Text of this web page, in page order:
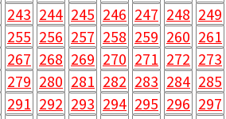
243 244 245 246 247 248 249
255 256 257 258 259 260 261
267 268 269 270 271 272 273
279 280 281 282 283 284 285
291 292 293 294 295 296 297